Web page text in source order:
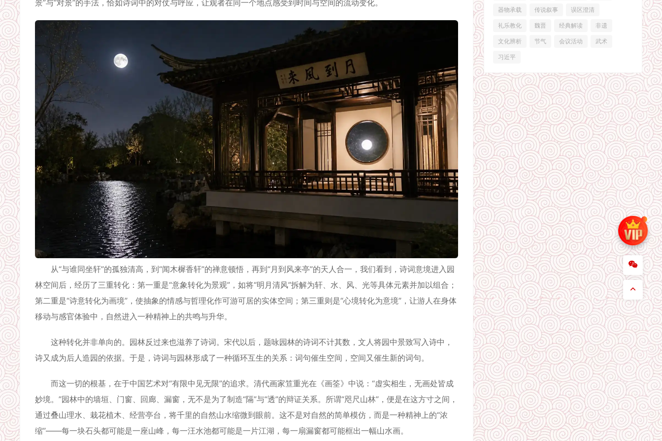
景”与“对景”的手法，恰如诗词中的对仗与呼应，让观者在同一个地点感受到时间与空间的流动变化。
从“与谁同坐轩”的孤独清高，到“闻木樨香轩”的禅意顿悟，再到“月到风来亭”的天人合一，我们看到，诗词意境进入园
林空间后，经历了三重转化：第一重是“意象转化为景观”，如将“明月清风”拆解为轩、水、风、光等具体元素并加以组合；
第二重是“诗意转化为画境”，使抽象的情感与哲理化作可游可居的实体空间；第三重则是“心境转化为意境”，让游人在身体
移动与感官体验中，自然进入一种精神上的共鸣与升华。
这种转化并非单向的。园林反过来也滋养了诗词。宋代以后，题咏园林的诗词不计其数，文人将园中景致写入诗中，
诗又成为后人造园的依据。于是，诗词与园林形成了一种循环互生的关系：词句催生空间，空间又催生新的词句。
而这一切的根基，在于中国艺术对“有限中见无限”的追求。清代画家笪重光在《画筌》中说：“虚实相生，无画处皆成
妙境。”园林中的墙垣、门窗、回廊、漏窗，无不是为了制造“隔”与“透”的辩证关系。所谓“咫尺山林”，便是在这方寸之间，
通过叠山理水、栽花植木、经营亭台，将千里的自然山水缩微到眼前。这不是对自然的简单模仿，而是一种精神上的“浓
缩”——每一块石头都可能是一座山峰，每一汪水池都可能是一片江湖，每一扇漏窗都可能框出一幅山水画。
器物承载 传说叙事 误区澄清
礼乐教化 魏晋 经典解读 非遗
文化辨析 节气 会议活动 武术
习近平